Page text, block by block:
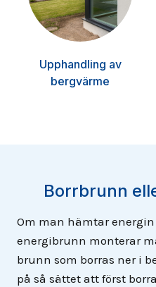
Upphandling av
bergvärme
Borrbrunn
Om man hämtar
energibrunn monterar
brunn som borras ner i
på så sättet att först